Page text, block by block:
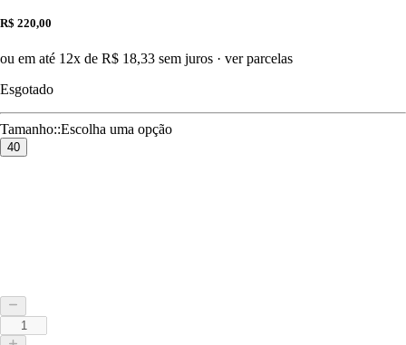
R$ 220,00
ou em até 12x de R$ 18,33 sem juros · ver parcelas
Esgotado
Tamanho::Escolha uma opção
40